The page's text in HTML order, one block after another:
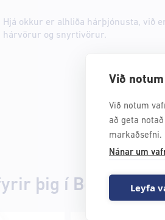
Við
Við notum
að geta
markaðsefni.
Nánar um
Leyfa
Hjá okkur er alhliða hárþjónusta, við
hárvörur og snyrtivörur.
þig í Beautybar